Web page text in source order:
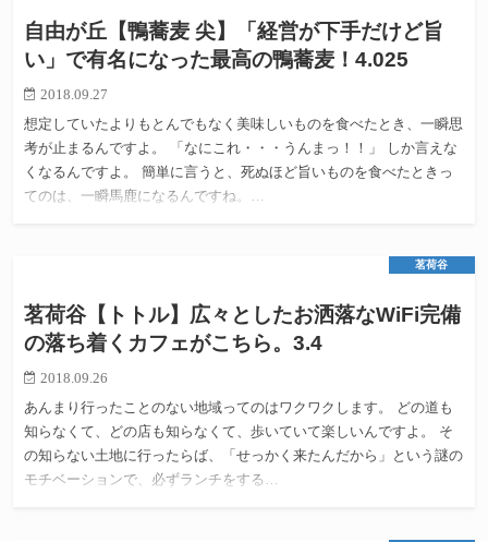
自由が丘【鴨蕎麦 尖】「経営が下手だけど旨
い」で有名になった最高の鴨蕎麦！4.025
2018.09.27
想定していたよりもとんでもなく美味しいものを食べたとき、一瞬思
考が止まるんですよ。 「なにこれ・・・うんまっ！！」 しか言えな
くなるんですよ。 簡単に言うと、死ぬほど旨いものを食べたときっ
てのは、一瞬馬鹿になるんですね。…
茗荷谷
茗荷谷【トトル】広々としたお洒落なWiFi完備
の落ち着くカフェがこちら。3.4
2018.09.26
あんまり行ったことのない地域ってのはワクワクします。 どの道も
知らなくて、どの店も知らなくて、歩いていて楽しいんですよ。 そ
の知らない土地に行ったらば、「せっかく来たんだから」という謎の
モチベーションで、必ずランチをする…